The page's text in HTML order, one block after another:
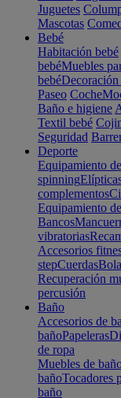
Juguetes
Mascotas
Bebé
Habitación bebé
bebéMuebles
bebéDecoración
Paseo Coche
Baño e higiene
Textil bebé
Seguridad
Deporte
Equipamiento
spinning
complementos
Equipamiento
Bancos
vibratorias
Accesorios
stepCuerdas
Recuperación
percusión
Baño
Accesorios de
bañoPapeleras
de ropa
Muebles de
bañoTocadores
baño